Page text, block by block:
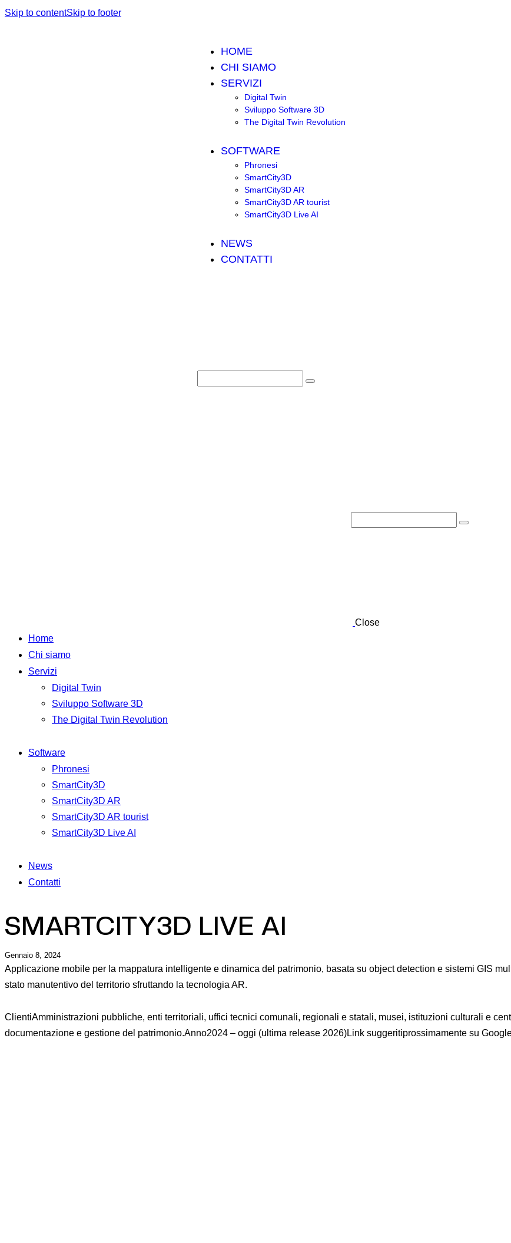
Skip to contentSkip to footer
HOME
CHI SIAMO
SERVIZI
Digital Twin
Sviluppo Software 3D
The Digital Twin Revolution
SOFTWARE
Phronesi
SmartCity3D
SmartCity3D AR
SmartCity3D AR tourist
SmartCity3D Live AI
NEWS
CONTATTI
Close
Home
Chi siamo
Servizi
Digital Twin
Sviluppo Software 3D
The Digital Twin Revolution
Software
Phronesi
SmartCity3D
SmartCity3D AR
SmartCity3D AR tourist
SmartCity3D Live AI
News
Contatti
SMARTCITY3D LIVE AI
Gennaio 8, 2024
Applicazione mobile per la mappatura intelligente e dinamica del patrimonio, basata su object detection e sistemi GIS
stato manutentivo del territorio sfruttando la tecnologia AR.
ClientiAmministrazioni pubbliche, enti territoriali, uffici tecnici comunali, regionali e statali, musei, istituzioni culturali e
documentazione e gestione del patrimonio.Anno2024 – oggi (ultima release 2026)Link suggeritiprossimamente su